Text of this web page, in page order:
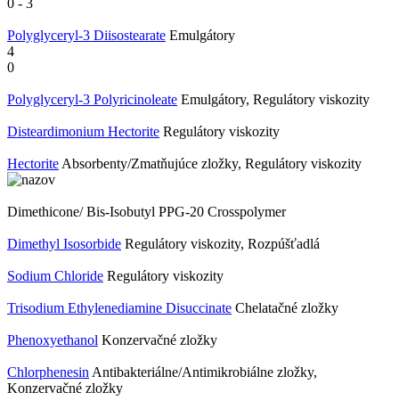
Polyglyceryl-3 Diisostearate Emulgátory
4
0
Polyglyceryl-3 Polyricinoleate Emulgátory, Regulátory viskozity
Disteardimonium Hectorite Regulátory viskozity
Hectorite Absorbenty/Zmatňujúce zložky, Regulátory viskozity
Dimethicone/ Bis-Isobutyl PPG-20 Crosspolymer
Dimethyl Isosorbide Regulátory viskozity, Rozpúšťadlá
Sodium Chloride Regulátory viskozity
Trisodium Ethylenediamine Disuccinate Chelatačné zložky
Phenoxyethanol Konzervačné zložky
Chlorphenesin Antibakteriálne/Antimikrobiálne zložky,
Konzervačné zložky